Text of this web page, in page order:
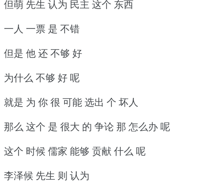
但萌 先生 认为 民主 这个 东西
一人 一票 是 不错
但是 他 还 不够 好
为什么 不够 好 呢
就是 为 你 很 可能 选出 个 坏人
那么 这个 是 很大 的 争论 那 怎么办 呢
这个 时候 儒家 能够 贡献 什么 呢
李泽候 先生 则 认为